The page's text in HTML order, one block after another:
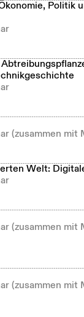
Politik
(zusammen mit
Welt:
(zusammen mit
(zusammen mit